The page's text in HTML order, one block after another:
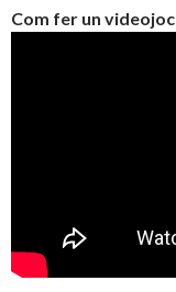
Com fer un videojoc